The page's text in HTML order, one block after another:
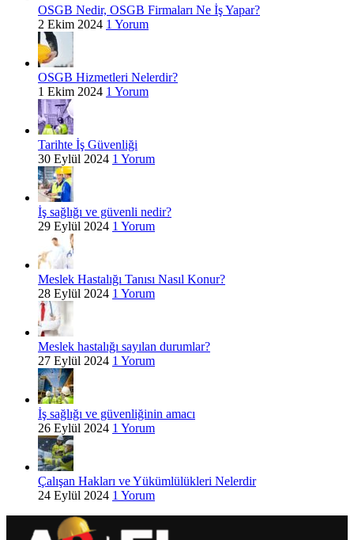
OSGB Nedir, OSGB Firmaları Ne İş Yapar?
2 Ekim 2024 1 Yorum
OSGB Hizmetleri Nelerdir?
1 Ekim 2024 1 Yorum
Tarihte İş Güvenliği
30 Eylül 2024 1 Yorum
İş sağlığı ve güvenli nedir?
29 Eylül 2024 1 Yorum
Meslek Hastalığı Tanısı Nasıl Konur?
28 Eylül 2024 1 Yorum
Meslek hastalığı sayılan durumlar?
27 Eylül 2024 1 Yorum
İş sağlığı ve güvenliğinin amacı
26 Eylül 2024 1 Yorum
Çalışan Hakları ve Yükümlülükleri Nelerdir
24 Eylül 2024 1 Yorum